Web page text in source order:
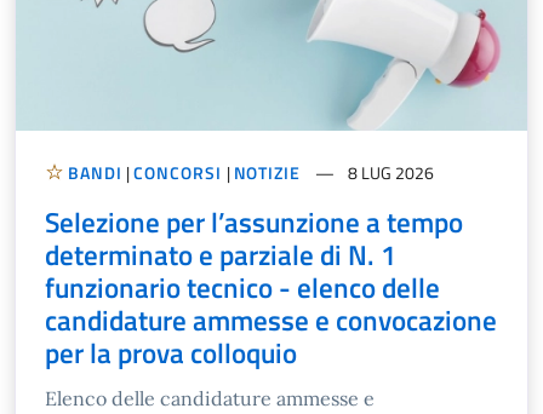
BANDI |CONCORSI |NOTIZIE 8 LUG 2026
Selezione per l’assunzione a tempo
determinato e parziale di N. 1
funzionario tecnico - elenco delle
candidature ammesse e convocazione
per la prova colloquio
Elenco delle candidature ammesse e